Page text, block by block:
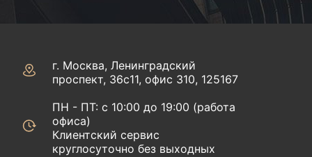
г. Москва, Ленинградский
проспект, 36с11, офис 310, 125167
ПН - ПТ: с 10:00 до 19:00 (работа
офиса)
Клиентский сервис
круглосуточно без выходных